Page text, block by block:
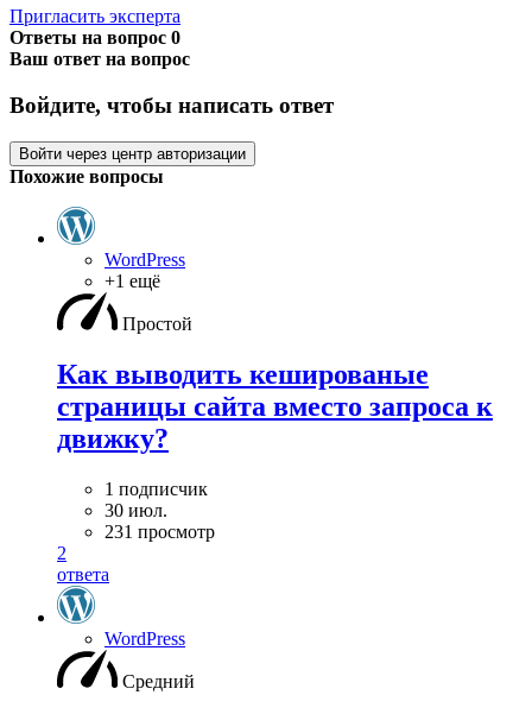
Пригласить эксперта
Ответы на вопрос 0
Ваш ответ на вопрос
Войдите, чтобы написать ответ
Войти через центр авторизации
Похожие вопросы
WordPress
+1 ещё
Простой
Как выводить кешированые
страницы сайта вместо запроса к
движку?
1 подписчик
30 июл.
231 просмотр
2
ответа
WordPress
Средний